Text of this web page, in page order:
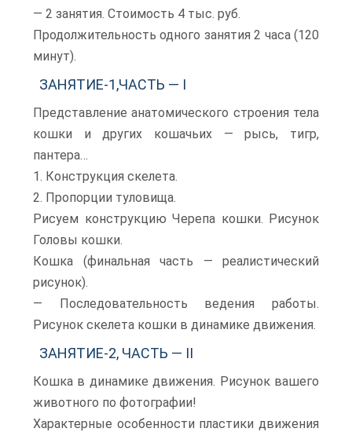
— 2 занятия. Стоимость 4 тыс. руб.
Продолжительность одного занятия 2 часа (120
минут).
ЗАНЯТИЕ-1,ЧАСТЬ — I
Представление анатомического строения тела
кошки и других кошачьих — рысь, тигр,
пантера…
1. Конструкция скелета.
2. Пропорции туловища.
Рисуем конструкцию Черепа кошки. Рисунок
Головы кошки.
Кошка (финальная часть — реалистический
рисунок).
— Последовательность ведения работы.
Рисунок скелета кошки в динамике движения.
ЗАНЯТИЕ-2, ЧАСТЬ — II
Кошка в динамике движения. Рисунок вашего
животного по фотографии!
Характерные особенности пластики движения